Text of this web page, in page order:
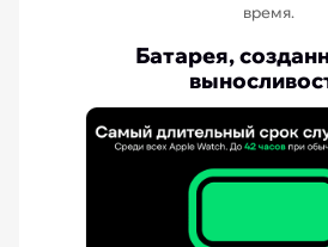
время.
Батарея,